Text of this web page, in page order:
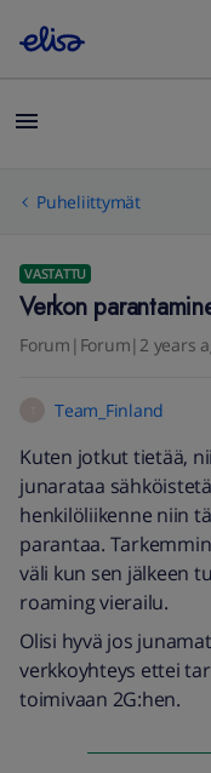
Puheliittymät
VASTATTU
Verkon
Forum|Forum|2 years
Team_Finland
Kuten jotkut tietää,
junarataa
henkilöliikenne niin
parantaa.
väli kun sen jälkeen
roaming vierailu.
Olisi hyvä jos
verkkoyhteys ettei
toimivaan 2G:hen.